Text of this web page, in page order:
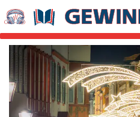
Springe zu:
Hauptinhalt